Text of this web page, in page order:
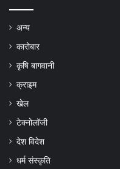
अन्य
कारोबार
कृषि बागवानी
क्राइम
खेल
टेक्नोलॉजी
देश विदेश
धर्म संस्कृति